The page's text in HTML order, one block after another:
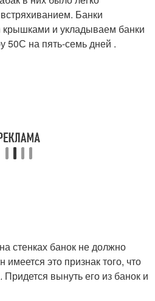
Банки
крышками и укладываем банки
50С на пять-семь дней .
стенках банок не должно
это признак того, что
вынуть его из банок и